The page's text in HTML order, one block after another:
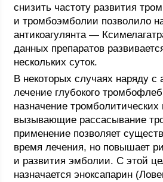
снизить частоту развития
и тромбоэмболии позволило
антикоагулянта —
данных препаратов
нескольких суток.
В некоторых случаях наряду с
лечение глубокого
назначение тромболитических
вызывающие рассасывание
применение позволяет
время лечения, но повышает
и развития эмболии. С этой
назначается эноксапарин